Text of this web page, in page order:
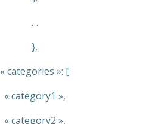
…
},
« categories »: [
« category1 »,
« category2 »,